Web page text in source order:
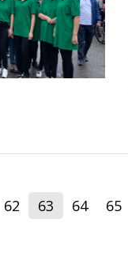
62 63 64 65